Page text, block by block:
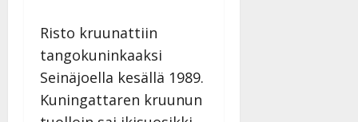
Risto kruunattiin
tangokuninkaaksi
Seinäjoella kesällä 1989.
Kuningattaren kruunun